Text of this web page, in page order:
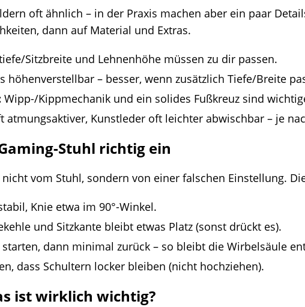
oft ähnlich – in der Praxis machen aber ein paar
dann auf Material und Extras.
Sitzbreite und Lehnenhöhe müssen zu dir passen.
höhenverstellbar – besser, wenn zusätzlich Tiefe/Breite
Wipp-/Kippmechanik und ein solides Fußkreuz sind
atmungsaktiver, Kunstleder oft leichter abwischbar – je
Stuhl richtig ein
vom Stuhl, sondern von einer falschen Einstellung.
Knie etwa im 90°-Winkel.
und Sitzkante bleibt etwas Platz (sonst drückt es).
dann minimal zurück – so bleibt die Wirbelsäule
dass Schultern locker bleiben (nicht hochziehen).
ist wirklich wichtig?